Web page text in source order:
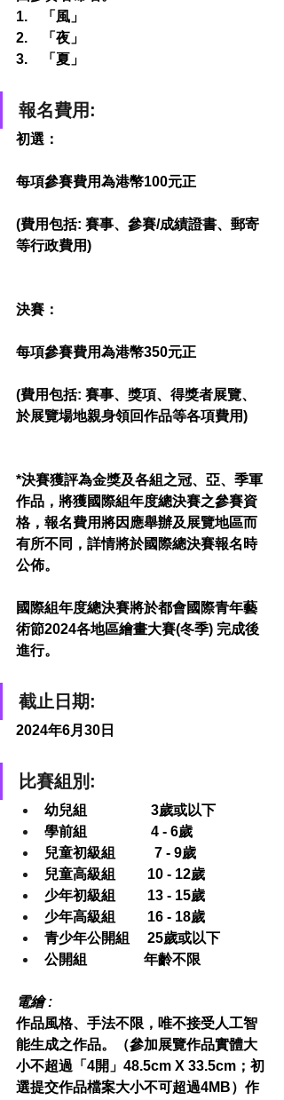
1.    「風」
2.    「夜」
3.    「夏」
報名費用:
初選：
每項參賽費用為港幣100元正
(費用包括: 賽事、參賽/成績證書、郵寄
等行政費用)
決賽：
每項參賽費用為港幣350元正
(費用包括: 賽事、獎項、得獎者展覽、
於展覽場地親身領回作品等各項費用)
*決賽獲評為金獎及各組之冠、亞、季軍
作品，將獲國際組年度總決賽之參賽資
格，報名費用將因應舉辦及展覽地區而
有所不同，詳情將於國際總決賽報名時
公佈。
國際組年度總決賽將於都會國際青年藝
術節2024各地區繪畫大賽(冬季) 完成後
進行。
截止日期:
2024年6月30日
比賽組別:
幼兒組                  3歲或以下
學前組                  4 - 6歲
兒童初級組           7 - 9歲
兒童高級組         10 - 12歲
少年初級組         13 - 15歲
少年高級組         16 - 18歲
青少年公開組     25歲或以下
公開組                年齡不限
電繪 :
作品風格、手法不限，唯不接受人工智
能生成之作品。（參加展覽作品實體大
小不超過「4開」48.5cm X 33.5cm；初
選提交作品檔案大小不可超過4MB）作